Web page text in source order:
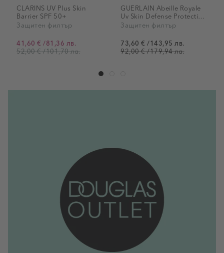
CLARINS UV Plus Skin
Barrier SPF 50+
Защитен филтър
Промо цена
41,60 € /81,36 лв.
52,00 €/101,70 лв.
GUERLAIN Abeille Royale
Uv Skin Defense Protective
Fluid Youthful Radiance
Защитен филтър
Промо цена
73,60 € /143,95 лв.
92,00 €/179,94 лв.